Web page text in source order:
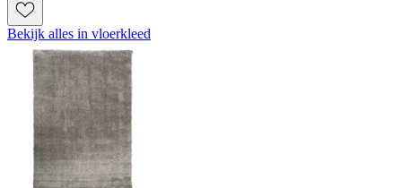
Bekijk alles in vloerkleed